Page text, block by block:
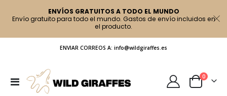
ENVÍOS GRATUITOS A TODO EL MUNDO
Envío gratuito para todo el mundo. Gastos de envío incluidos en
el producto.
ENVIAR CORREOS A: info@wildgiraffes.es
Toggle
Nav
Cart
0artículos